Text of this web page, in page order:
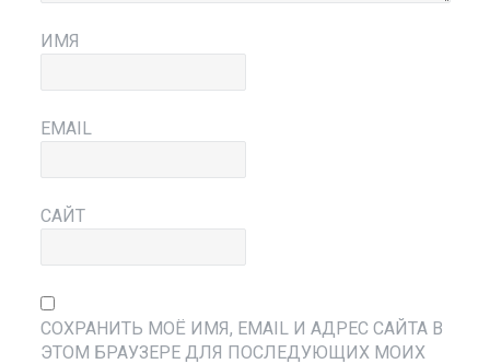
ИМЯ
EMAIL
САЙТ
СОХРАНИТЬ МОЁ ИМЯ, EMAIL И АДРЕС САЙТА В
ЭТОМ БРАУЗЕРЕ ДЛЯ ПОСЛЕДУЮЩИХ МОИХ